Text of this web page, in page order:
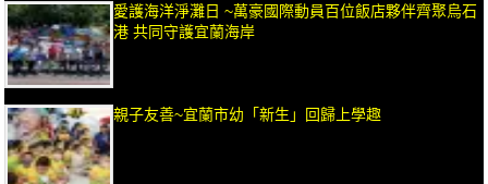
愛護海洋淨灘日 ~萬豪國際動員百位飯店夥伴齊聚烏石
港 共同守護宜蘭海岸
親子友善~宜蘭市幼「新生」回歸上學趣